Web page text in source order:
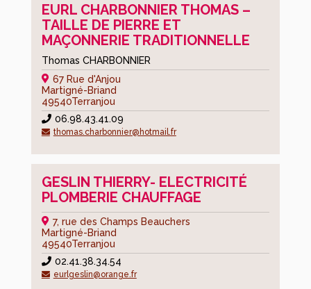
Finances
Communication-
tourisme
Planning
publications
L’actualité
des
élus
L’actualité
agents
Deconnexion
EURL CHARBONNIER THOMAS –
TAILLE DE PIERRE ET
MAÇONNERIE TRADITIONNELLE
Thomas CHARBONNIER
67 Rue d'Anjou
Martigné-Briand
49540Terranjou
06.98.43.41.09
thomas.charbonnier@hotmail.fr
GESLIN THIERRY- ELECTRICITÉ
PLOMBERIE CHAUFFAGE
7, rue des Champs Beauchers
Martigné-Briand
49540Terranjou
02.41.38.34.54
eurlgeslin@orange.fr